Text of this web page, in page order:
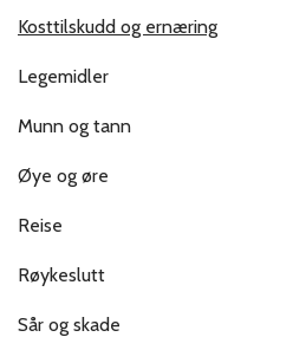
Kosttilskudd og ernæring
Legemidler
Munn og tann
Øye og øre
Reise
Røykeslutt
Sår og skade